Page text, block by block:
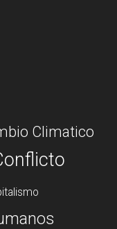
Climatico